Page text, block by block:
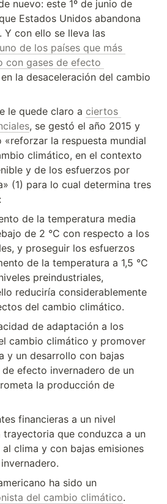
nuevo: este 1º de junio de
Estados Unidos abandona
. Y con ello se lleva las
uno de los países que más
con gases de efecto
la desaceleración del cambio
le quede claro a ciertos
, se gestó el año 2015 y
la respuesta mundial
climático, en el contexto
y de los esfuerzos por
(1) para lo cual determina tres
de la temperatura media
de 2 °C con respecto a los
y proseguir los esfuerzos
de la temperatura a 1,5 °C
preindustriales,
reduciría considerablemente
del cambio climático.
de adaptación a los
cambio climático y promover
y un desarrollo con bajas
efecto invernadero de un
la producción de
financieras a un nivel
que conduzca a un
clima y con bajas emisiones
ha sido un
del cambio climático.